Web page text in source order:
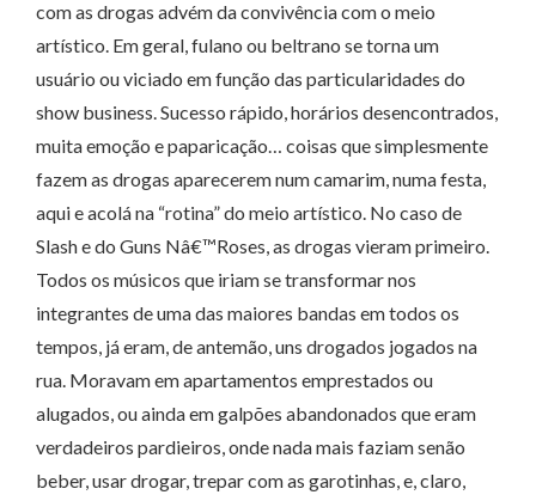
com as drogas advém da convivência com o meio
artístico. Em geral, fulano ou beltrano se torna um
usuário ou viciado em função das particularidades do
show business. Sucesso rápido, horários desencontrados,
muita emoção e paparicação… coisas que simplesmente
fazem as drogas aparecerem num camarim, numa festa,
aqui e acolá na “rotina” do meio artístico. No caso de
Slash e do Guns Nâ€™Roses, as drogas vieram primeiro.
Todos os músicos que iriam se transformar nos
integrantes de uma das maiores bandas em todos os
tempos, já eram, de antemão, uns drogados jogados na
rua. Moravam em apartamentos emprestados ou
alugados, ou ainda em galpões abandonados que eram
verdadeiros pardieiros, onde nada mais faziam senão
beber, usar drogar, trepar com as garotinhas, e, claro,